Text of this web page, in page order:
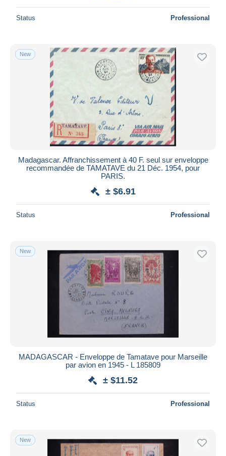
Status Professional
New
Madagascar. Affranchissement à 40 F. seul sur enveloppe
recommandée de TAMATAVE du 21 Déc. 1954, pour
PARIS.
± $6.91
Status Professional
New
MADAGASCAR - Enveloppe de Tamatave pour Marseille
par avion en 1945 - L 185809
± $11.52
Status Professional
New